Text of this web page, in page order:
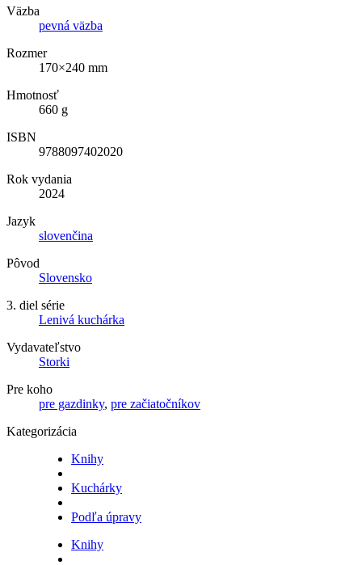
Väzba
pevná väzba
Rozmer
170×240 mm
Hmotnosť
660 g
ISBN
9788097402020
Rok vydania
2024
Jazyk
slovenčina
Pôvod
Slovensko
3. diel série
Lenivá kuchárka
Vydavateľstvo
Storki
Pre koho
pre gazdinky, pre začiatočníkov
Kategorizácia
Knihy
Kuchárky
Podľa úpravy
Knihy